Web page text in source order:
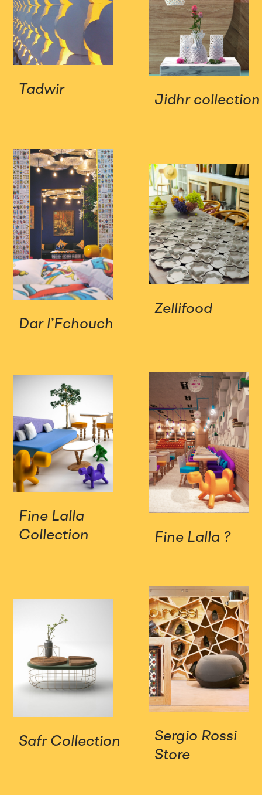
Tadwir
Jidhr collection
Dar l’Fchouch
Zellifood
Fine Lalla
Collection
Fine Lalla ?
Safr Collection
Sergio Rossi
Store